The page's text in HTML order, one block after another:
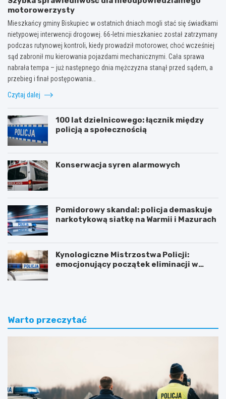
motorowerzysty
Mieszkańcy gminy Biskupiec w ostatnich dniach mogli stać się świadkami
nietypowej interwencji drogowej. 66-letni mieszkaniec został zatrzymany
podczas rutynowej kontroli, kiedy prowadził motorower, choć wcześniej
sąd zabronił mu kierowania pojazdami mechanicznymi. Cała sprawa
nabrała tempa – już następnego dnia mężczyzna stanął przed sądem, a
przebieg i finał postępowania…
Czytaj dalej
100 lat dzielnicowego: łącznik między
policją a społecznością
Konserwacja syren alarmowych
Pomidorowy skandal: policja demaskuje
narkotykową siatkę na Warmii i Mazurach
Kynologiczne Mistrzostwa Policji:
emocjonujący początek eliminacji w
Warto przeczytać